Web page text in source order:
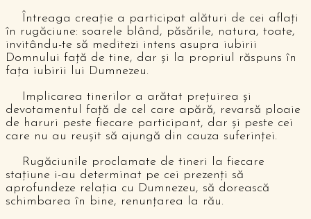
Întreaga creație a participat alături de cei aflați
în rugăciune: soarele blând, păsările, natura, toate,
invitându-te să meditezi intens asupra iubirii
Domnului față de tine, dar și la propriul răspuns în
fața iubirii lui Dumnezeu.
Implicarea tinerilor a arătat prețuirea și
devotamentul față de cel care apără, revarsă ploaie
de haruri peste fiecare participant, dar și peste cei
care nu au reușit să ajungă din cauza suferinței.
Rugăciunile proclamate de tineri la fiecare
stațiune i-au determinat pe cei prezenți să
aprofundeze relația cu Dumnezeu, să dorească
schimbarea în bine, renunțarea la rău.